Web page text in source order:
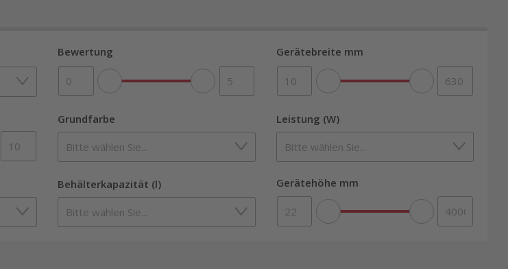
Bewertung Gerätebreite mm
Grundfarbe Leistung (W)
Behälterkapazität (l) Gerätehöhe mm